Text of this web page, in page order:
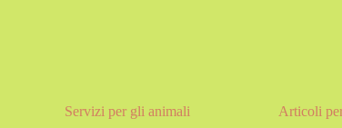
Servizi per gli animali Articoli